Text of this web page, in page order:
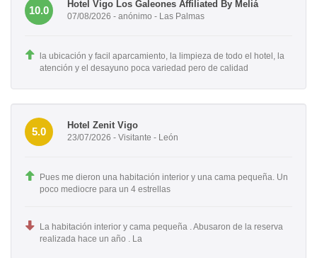
10.0
Hotel Vigo Los Galeones Affiliated By Meliá
07/08/2026 - anónimo - Las Palmas
la ubicación y facil aparcamiento, la limpieza de todo el hotel, la
atención y el desayuno poca variedad pero de calidad
5.0
Hotel Zenit Vigo
23/07/2026 - Visitante - León
Pues me dieron una habitación interior y una cama pequeña. Un
poco mediocre para un 4 estrellas
La habitación interior y cama pequeña . Abusaron de la reserva
realizada hace un año . La